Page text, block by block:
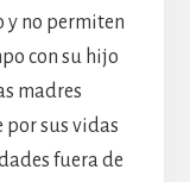
y no permiten
con su hijo
madres
por sus vidas
fuera de